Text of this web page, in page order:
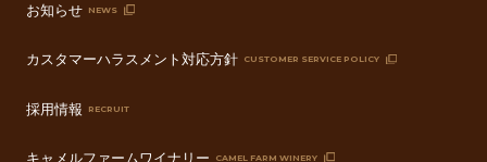
お知らせ NEWS
カスタマーハラスメント対応方針 CUSTOMER SERVICE POLICY
採用情報 RECRUIT
キャメルファームワイナリー CAMEL FARM WINERY